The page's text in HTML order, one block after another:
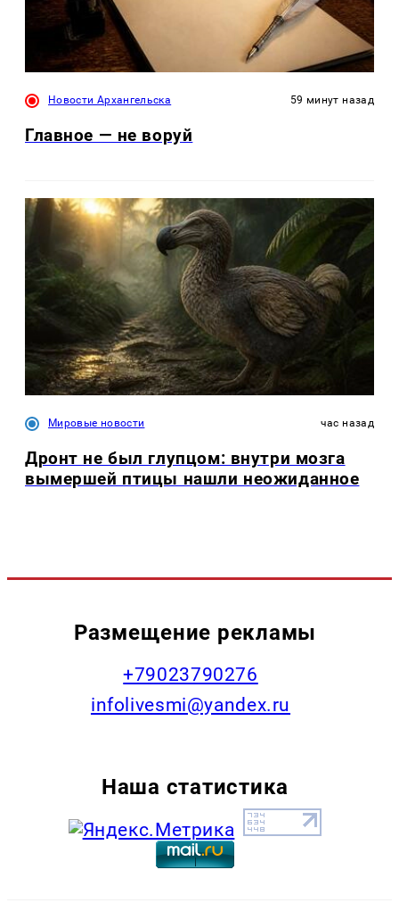
Новости Архангельска 59 минут назад
Главное — не воруй
Мировые новости час назад
Дронт не был глупцом: внутри мозга
вымершей птицы нашли неожиданное
Размещение рекламы
+79023790276
infolivesmi@yandex.ru
Наша статистика